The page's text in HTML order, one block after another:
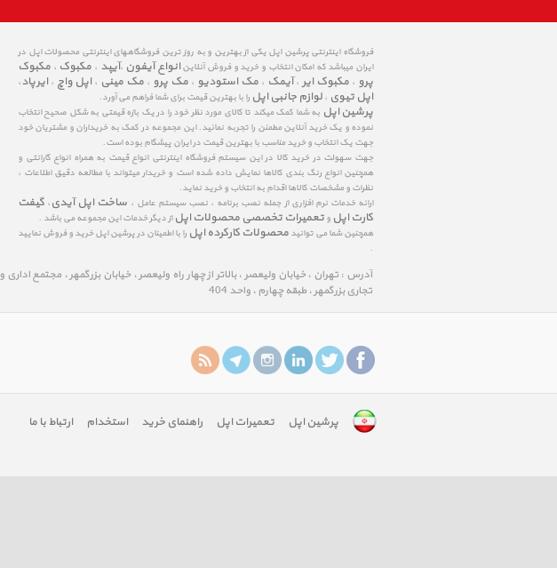
فروشگاه اینترنتی پرشین اپل یکی از بهترین و به روز ترین فروشگاههای اینترنتی محصولات اپل در
ایران میباشد که امکان انتخاب و خرید و فروش آنلاینانواع آیفون ،آیپد ، مکبوک ، مکبوک
پرو ، مکبوک ایر ، آیمک ، مک استودیو ، مک پرو ، مک مینی ، اپل واچ ، ایرپاد،
اپل تیوی ، لوازم جانبی اپل را با بهترین قیمت برای شما فراهم می آورد.
پرشین اپل به شما کمک میکند تا کالای مورد نظر خود را در یک بازه قیمتی به شکل صحیح انتخاب
نموده و یک خرید آنلاین مطمئن را تجربه نمائید. این مجموعه در کمک به خریداران و مشتریان خود
جهت یک انتخاب و خرید مناسب با بهترین قیمت در ایران پیشگام بوده است.
جهت سهولت در خرید کالا در این سیستم فروشگاه اینترنتی انواع قیمت به همراه انواع گارانتی و
همچنین انواع رنگ بندی کالاها نمایش داده شده است و خریدار میتواند با مطالعه دقیق اطلاعات ،
نظرات و مشخصات کالاها اقدام به انتخاب و خرید نماید.
ارائه خدمات نرم افزاری از جمله نصب برنامه ، نصب سیستم عامل ، ساخت اپل آیدی ، گیفت
کارت اپل و تعمیرات تخصصی محصولات اپل از دیگر خدمات این مجموعه می باشد .
همچنین شما می توانید محصولات کارکرده اپل را با اطمینان در پرشین اپل خرید و فروش نمایید
.
آدرس : تهران ، خیابان ولیعصر ، بالاتر از چهار راه ولیعصر ، خیابان بزرگمهر ، مجتمع اداری و
تجاری بزرگمهر ، طبقه چهارم ، واحد 404
پرشین اپل تعمیرات اپل راهنمای خرید استخدام ارتباط با ما